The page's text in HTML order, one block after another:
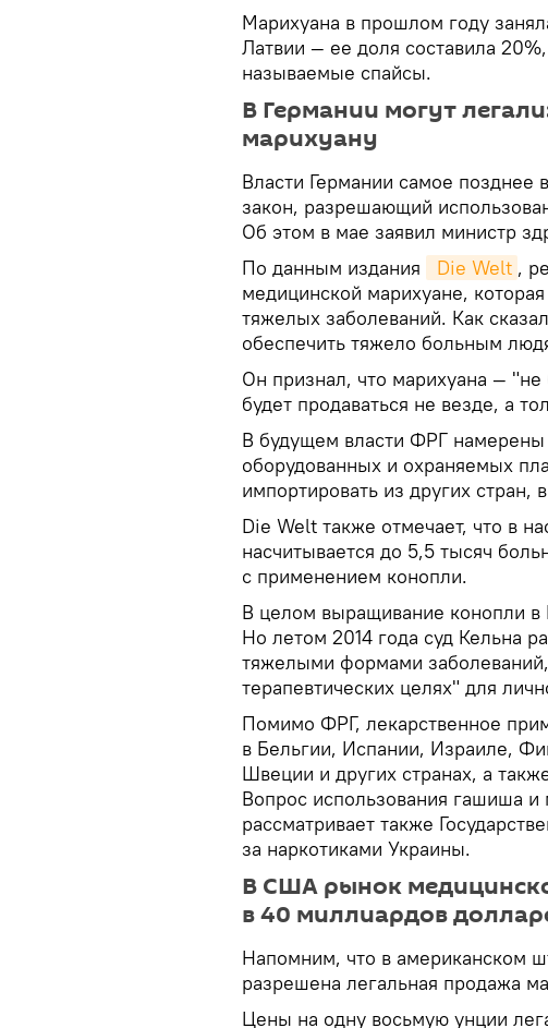
Марихуана в прошлом году
Латвии — ее доля составила
называемые спайсы.
В Германии могут
марихуану
Власти Германии самое позднее
закон, разрешающий
Об этом в мае заявил министр
По данным издания
Die Welt ,
медицинской марихуане,
тяжелых заболеваний. Как
обеспечить тяжело больным
Он признал, что марихуана —
будет продаваться не везде, а
В будущем власти ФРГ
оборудованных и охраняемых
импортировать из других
Die Welt также отмечает, что в
насчитывается до 5,5 тысяч
с применением конопли.
В целом выращивание конопли в
Но летом 2014 года суд Кельна
тяжелыми формами
терапевтических целях" для
Помимо ФРГ, лекарственное
в Бельгии, Испании, Израиле,
Швеции и других странах, а
Вопрос использования гашиша
рассматривает также
за наркотиками Украины.
В США рынок
в 40 миллиардов
Напомним, что в американском
разрешена легальная продажа
Цены на одну восьмую унции